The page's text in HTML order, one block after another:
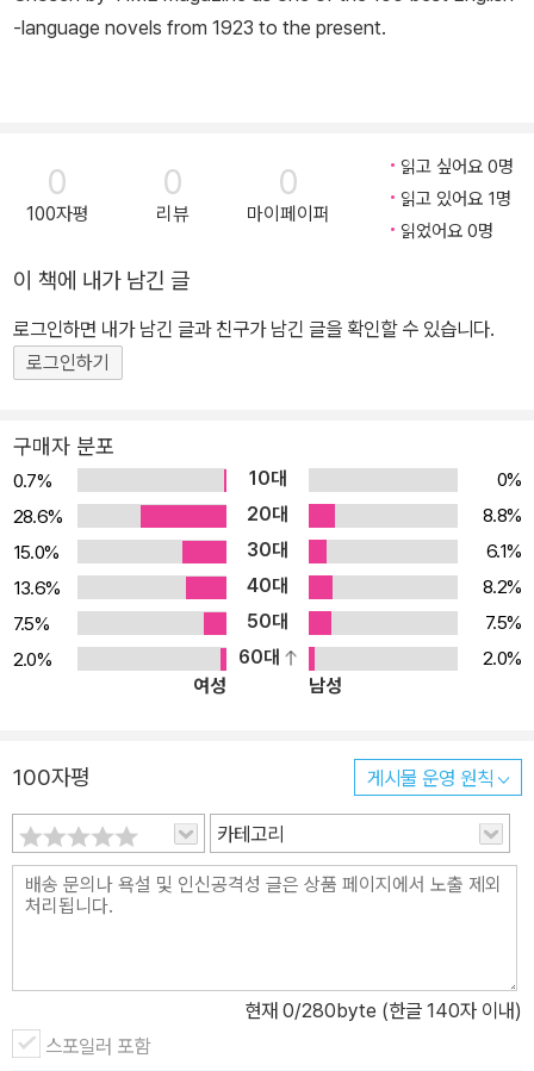
-language novels from 1923 to the present.
0
100자평
0
리뷰
0
마이페이퍼
읽고 싶어요 0명
읽고 있어요 1명
읽었어요 0명
이 책에 내가 남긴 글
로그인하면 내가 남긴 글과 친구가 남긴 글을 확인할 수 있습니다.
로그인하기
구매자 분포
0.7% 10대
0%
28.6%
20대
8.8%
15.0%
30대
6.1%
13.6%
40대
8.2%
7.5%
50대
7.5%
2.0%
60대
2.0%
여성
남성
100자평 게시물 운영 원칙
카테고리
현재 0/280byte (한글 140자 이내)
스포일러 포함